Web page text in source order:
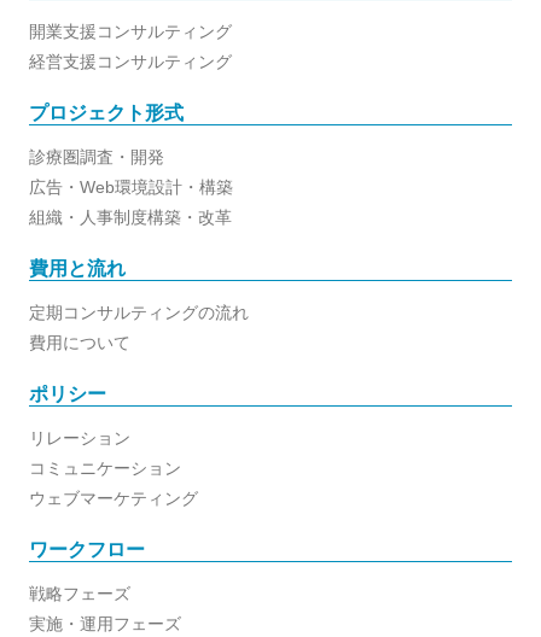
開業支援コンサルティング
経営支援コンサルティング
プロジェクト形式
診療圏調査・開発
広告・Web環境設計・構築
組織・人事制度構築・改革
費用と流れ
定期コンサルティングの流れ
費用について
ポリシー
リレーション
コミュニケーション
ウェブマーケティング
ワークフロー
戦略フェーズ
実施・運用フェーズ